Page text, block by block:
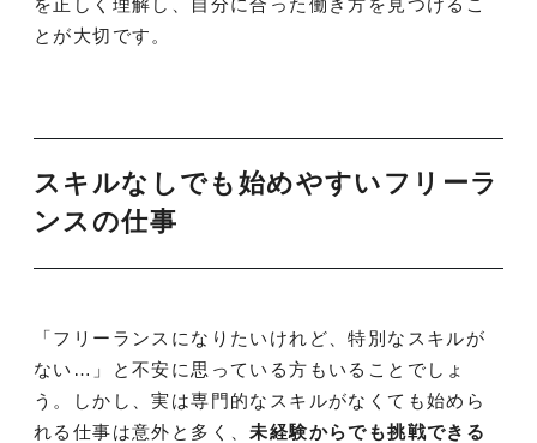
を正しく理解し、自分に合った働き方を見つけるこ
とが大切です。
スキルなしでも始めやすいフリーラ
ンスの仕事
「フリーランスになりたいけれど、特別なスキルが
ない…」と不安に思っている方もいることでしょ
う。しかし、実は専門的なスキルがなくても始めら
れる仕事は意外と多く、未経験からでも挑戦できる